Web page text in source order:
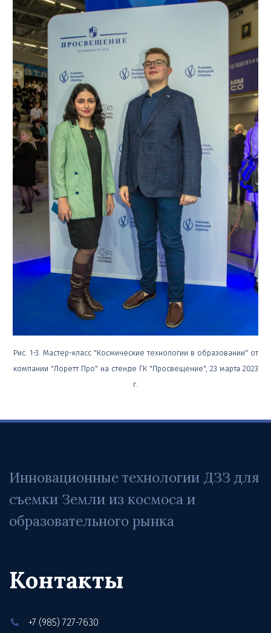
Рис. 1-3. Мастер-класс "Космические технологии в образовании" от
компании "Лоретт Про" на стенде ГК "Просвещение", 23 марта 2023
г.
Инновационные технологии ДЗЗ для
съемки Земли из космоса и
образовательного рынка
Контакты
+7 (985) 727-7630